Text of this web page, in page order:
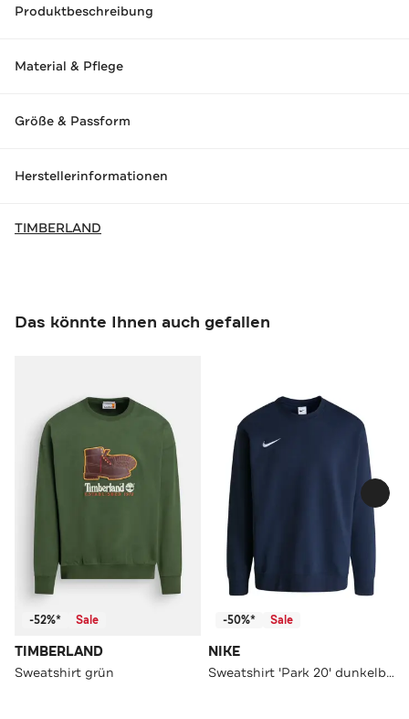
Produktbeschreibung
Material & Pflege
Größe & Passform
Herstellerinformationen
TIMBERLAND
Das könnte Ihnen auch gefallen
-52%* Sale
TIMBERLAND
Sweatshirt grün
-50%* Sale
NIKE
Sweatshirt 'Park 20' dunkelblau